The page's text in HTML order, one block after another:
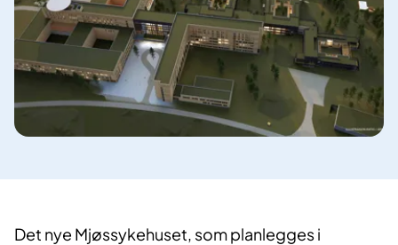
Det nye Mjøssykehuset, som planlegges i